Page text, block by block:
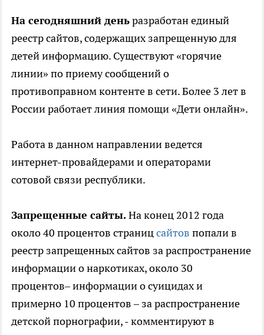
На сегодняшний деньразработан единый
реестр сайтов, содержащих запрещенную для
детей информацию. Существуют «горячие
линии» по приему сообщений о
противоправном контенте в сети. Более 3 лет в
России работает линия помощи «Дети онлайн».
Работа в данном направлении ведется
интернет-провайдерами и операторами
сотовой связи республики.
Запрещенные сайты.На конец 2012 года
около 40 процентов страницсайтов попали в
реестр запрещенных сайтов за распространение
информации о наркотиках, около 30
процентов– информации о суицидах и
примерно 10 процентов – за распространение
детской порнографии, - комментируют в